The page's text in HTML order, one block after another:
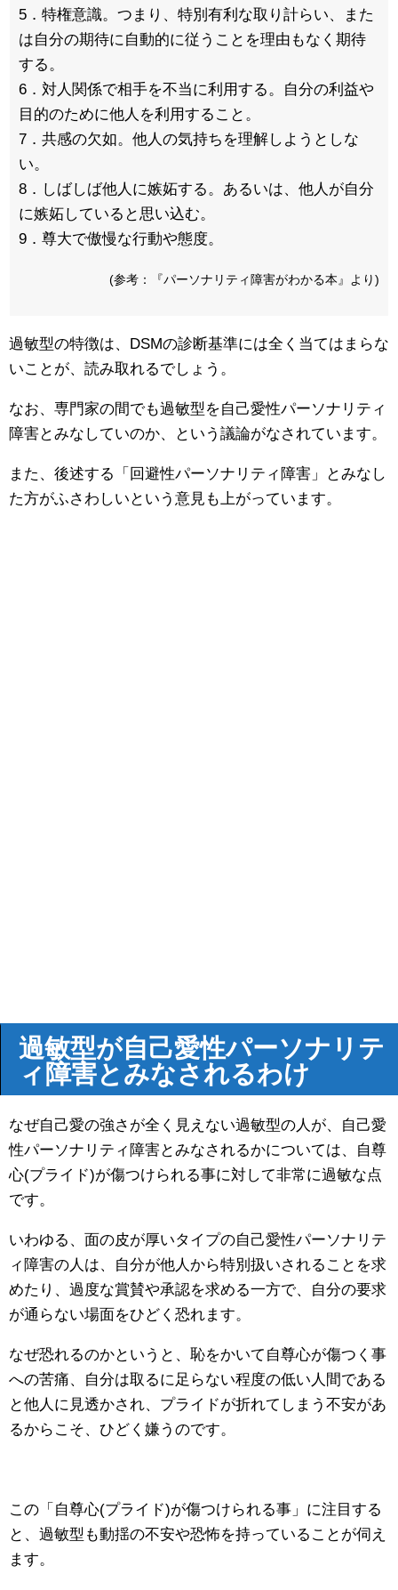
5．特権意識。つまり、特別有利な取り計らい、また
は自分の期待に自動的に従うことを理由もなく期待
する。
6．対人関係で相手を不当に利用する。自分の利益や
目的のために他人を利用すること。
7．共感の欠如。他人の気持ちを理解しようとしな
い。
8．しばしば他人に嫉妬する。あるいは、他人が自分
に嫉妬していると思い込む。
9．尊大で傲慢な行動や態度。
(参考：『パーソナリティ障害がわかる本』より)
過敏型の特徴は、DSMの診断基準には全く当てはまらな
いことが、読み取れるでしょう。
なお、専門家の間でも過敏型を自己愛性パーソナリティ
障害とみなしていのか、という議論がなされています。
また、後述する「回避性パーソナリティ障害」とみなし
た方がふさわしいという意見も上がっています。
過敏型が自己愛性パーソナリテ
ィ障害とみなされるわけ
なぜ自己愛の強さが全く見えない過敏型の人が、自己愛
性パーソナリティ障害とみなされるかについては、自尊
心(プライド)が傷つけられる事に対して非常に過敏な点
です。
いわゆる、面の皮が厚いタイプの自己愛性パーソナリテ
ィ障害の人は、自分が他人から特別扱いされることを求
めたり、過度な賞賛や承認を求める一方で、自分の要求
が通らない場面をひどく恐れます。
なぜ恐れるのかというと、恥をかいて自尊心が傷つく事
への苦痛、自分は取るに足らない程度の低い人間である
と他人に見透かされ、プライドが折れてしまう不安があ
るからこそ、ひどく嫌うのです。
この「自尊心(プライド)が傷つけられる事」に注目する
と、過敏型も動揺の不安や恐怖を持っていることが伺え
ます。